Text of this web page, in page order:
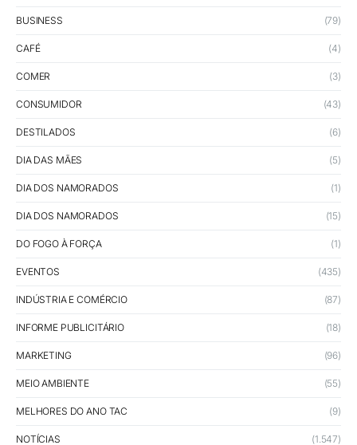
BUSINESS (79)
CAFÉ (4)
COMER (3)
CONSUMIDOR (43)
DESTILADOS (6)
DIA DAS MÃES (5)
DIA DOS NAMORADOS (1)
DIA DOS NAMORADOS (15)
DO FOGO À FORÇA (1)
EVENTOS (435)
INDÚSTRIA E COMÉRCIO (87)
INFORME PUBLICITÁRIO (18)
MARKETING (96)
MEIO AMBIENTE (55)
MELHORES DO ANO TAC (9)
NOTÍCIAS (1.547)